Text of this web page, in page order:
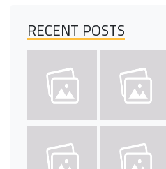
RECENT POSTS